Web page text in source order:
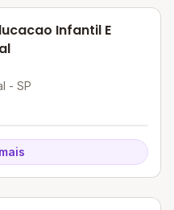
Infantil E
- SP